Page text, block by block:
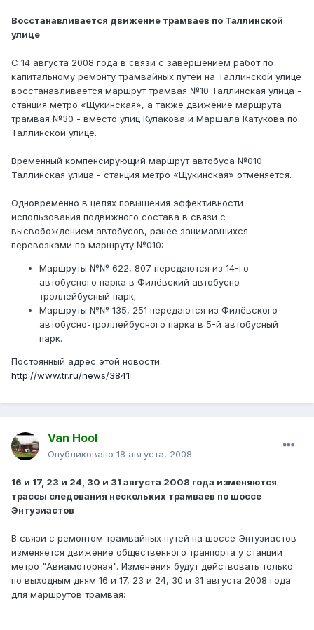
Восстанавливается движение трамваев по Таллинской
улице
С 14 августа 2008 года в связи с завершением работ по
капитальному ремонту трамвайных путей на Таллинской улице
восстанавливается маршрут трамвая №10 Таллинская улица -
станция метро «Щукинская», а также движение маршрута
трамвая №30 - вместо улиц Кулакова и Маршала Катукова по
Таллинской улице.
Временный компенсирующий маршрут автобуса №010
Таллинская улица - станция метро «Щукинская» отменяется.
Одновременно в целях повышения эффективности
использования подвижного состава в связи с
высвобождением автобусов, ранее занимавшихся
перевозками по маршруту №010:
Маршруты №№ 622, 807 передаются из 14-го
автобусного парка в Филёвский автобусно-
троллейбусный парк;
Маршруты №№ 135, 251 передаются из Филёвского
автобусно-троллейбусного парка в 5-й автобусный
парк.
Постоянный адрес этой новости:
http://www.tr.ru/news/3841
Van Hool
Опубликовано 18 августа, 2008
16 и 17, 23 и 24, 30 и 31 августа 2008 года изменяются
трассы следования нескольких трамваев по шоссе
Энтузиастов
В связи с ремонтом трамвайных путей на шоссе Энтузиастов
изменяется движение общественного транпорта у станции
метро "Авиамоторная". Изменения будут действовать только
по выходным дням 16 и 17, 23 и 24, 30 и 31 августа 2008 года
для маршрутов трамвая: